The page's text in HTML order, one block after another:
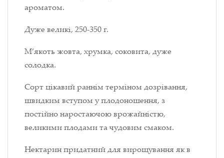
ароматом.
Дуже великі, 250-350 г.
М’якоть жовта, хрумка, соковита, дуже
солодка.
Сорт цікавий раннім терміном дозрівання,
швидким вступом у плодоношення, з
постійно наростаючою врожайністю,
великими плодами та чудовим смаком.
Нектарин придатний для вирощування як в